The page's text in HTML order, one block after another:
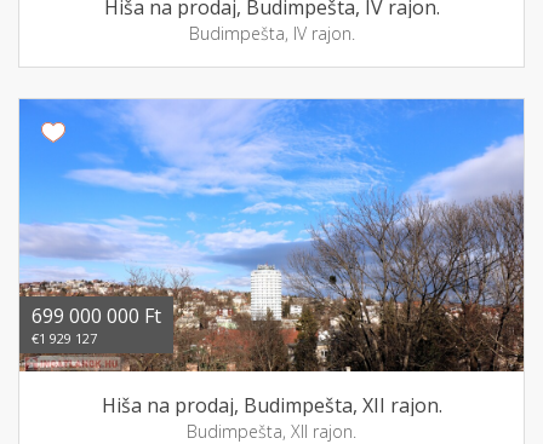
Hiša na prodaj, Budimpešta, IV rajon.
Budimpešta, IV rajon.
699 000 000 Ft
€1 929 127
Hiša na prodaj, Budimpešta, XII rajon.
Budimpešta, XII rajon.